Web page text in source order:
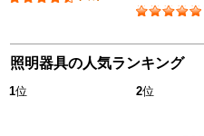
照明器具の人気ランキング
1位 2位